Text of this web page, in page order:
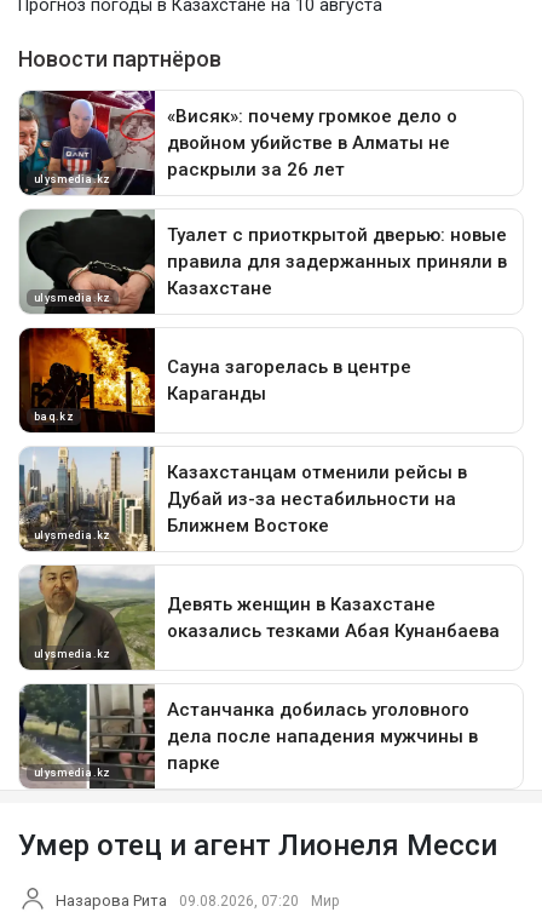
Прогноз погоды в Казахстане на 10 августа
Умер отец и агент Лионеля Месси
Назарова Рита 09.08.2026, 07:20 Мир